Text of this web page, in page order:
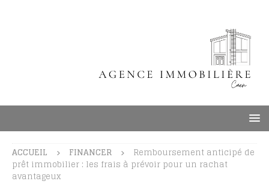
ACCUEIL FINANCER
Remboursement anticipé de
prêt immobilier : les frais à prévoir pour un rachat
avantageux